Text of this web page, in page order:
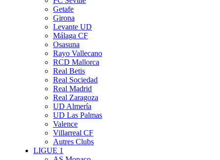
Getafe
Girona
Levante UD
Málaga CF
Osasuna
Rayo Vallecano
RCD Mallorca
Real Betis
Real Sociedad
Real Madrid
Real Zaragoza
UD Almería
UD Las Palmas
Valence
Villarreal CF
Autres Clubs
LIGUE 1